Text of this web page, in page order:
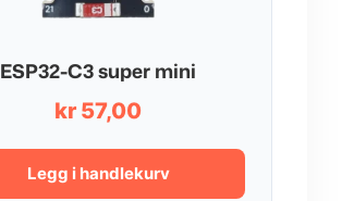
ESP32-C3 super mini
kr 57,00
Legg i handlekurv